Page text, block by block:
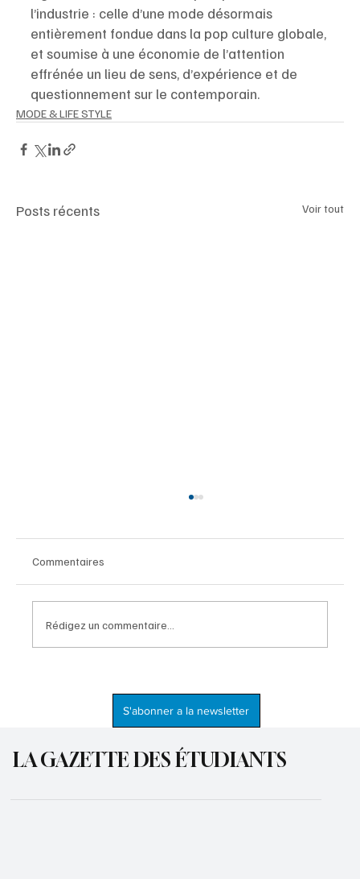
l’industrie : celle d’une mode désormais
entièrement fondue dans la pop culture globale,
et soumise à une économie de l’attention
effrénée un lieu de sens, d’expérience et de
questionnement sur le contemporain.
MODE & LIFE STYLE
Posts récents Voir tout
service de la nature
Commentaires
Rédigez un commentaire...
S'abonner a la newsletter
LA GAZETTE DES ÉTUDIANTS